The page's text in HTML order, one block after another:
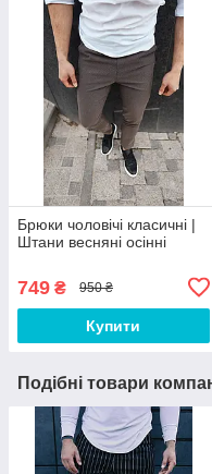
Брюки чоловічі класичні |
Штани весняні осінні
749 ₴ 950 ₴
Купити
Подібні товари